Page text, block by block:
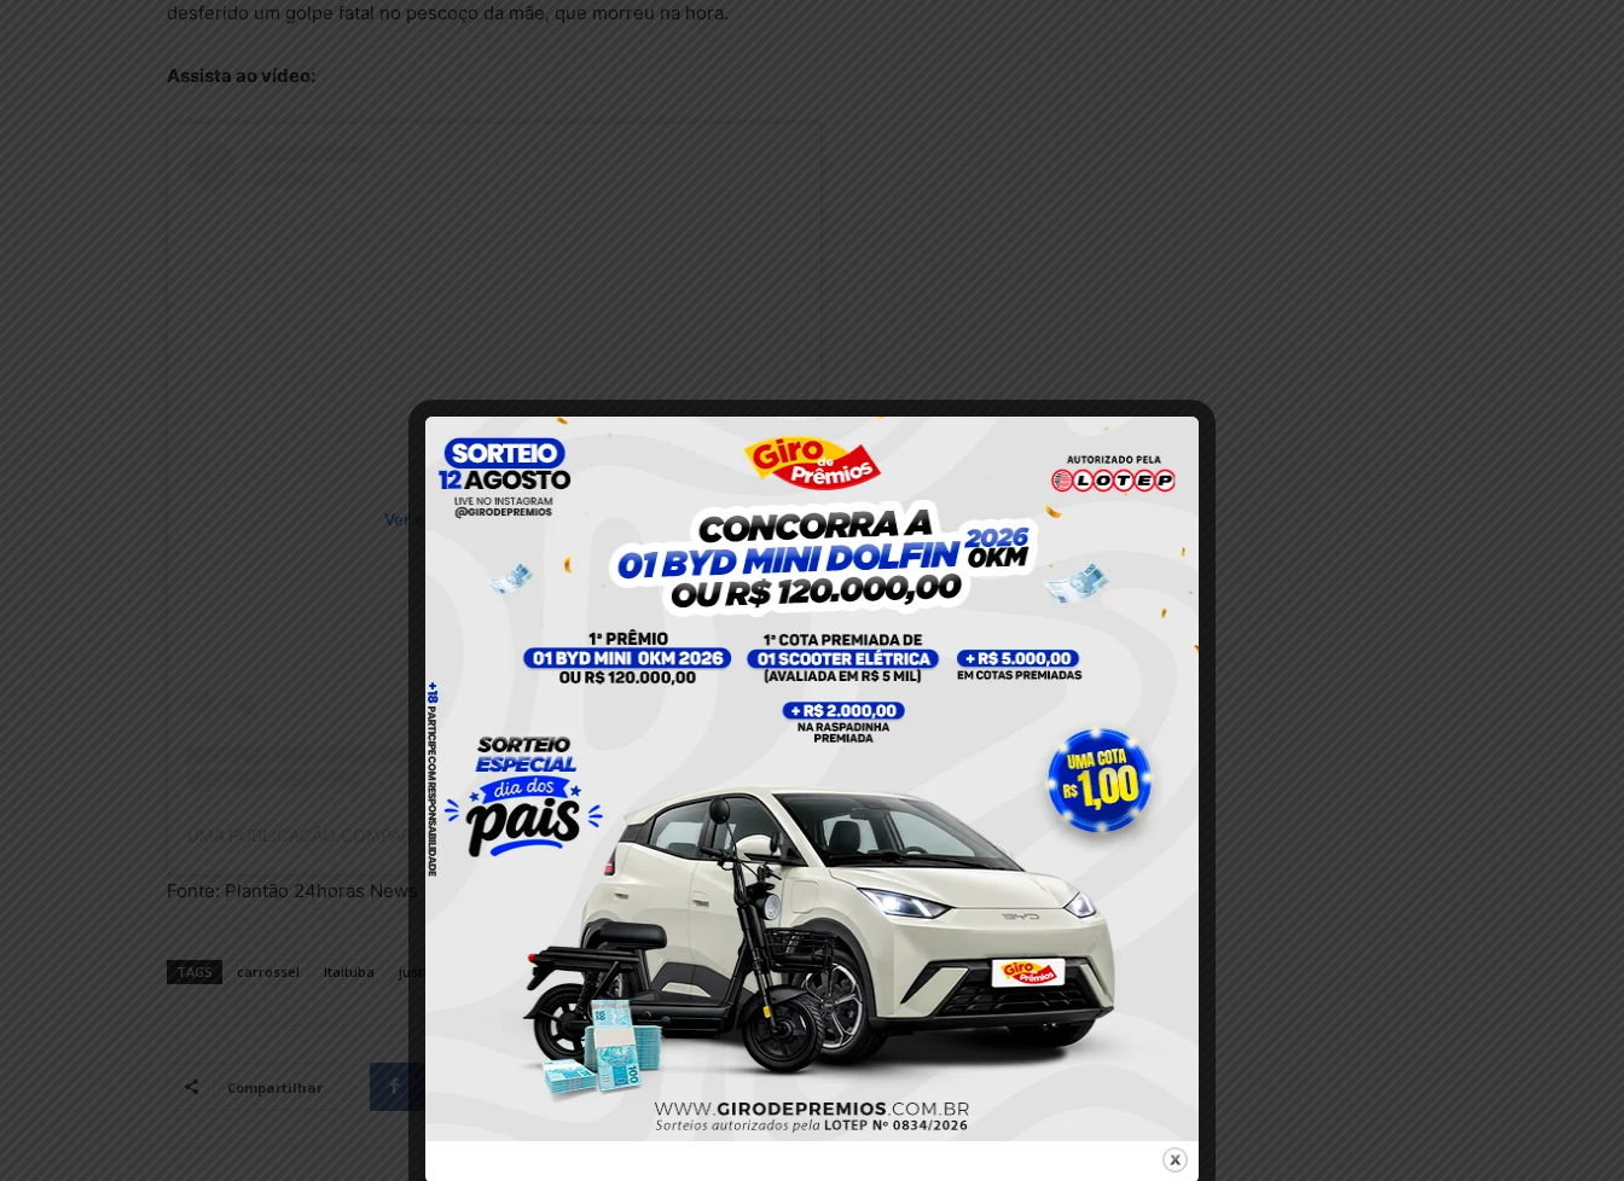
desferido um golpe fatal no pescoço da mãe, que morreu na hora.
Assista ao vídeo:
Ver essa foto no Instagram
UMA PUBLICAÇÃO COMPARTILHADA POR PLANTÃO 24HORAS NEWS (@PLANTAO24HORASNEWS)
Fonte: Plantão 24horas News
TAGS carrossel Itaituba justiça policia civil Policia Militar Policial
Compartilhar Twitter